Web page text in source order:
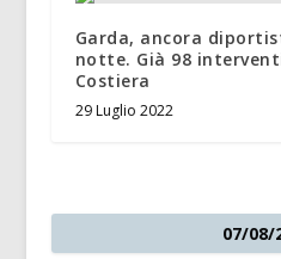
Garda, ancora
notte. Già 98
Costiera
29 Luglio 2022
07/08/